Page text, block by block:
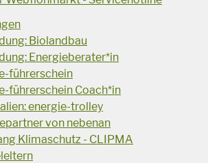
Biolandbau
Energieberater*in
führerschein
führerschein Coach*in
energie-trolley
von nebenan
Klimaschutz - CLIPMA